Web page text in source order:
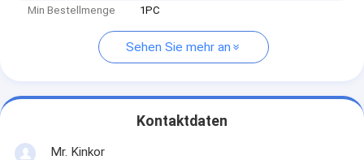
Min Bestellmenge
1PC
Sehen Sie mehr an
Kontaktdaten
Mr. Kinkor